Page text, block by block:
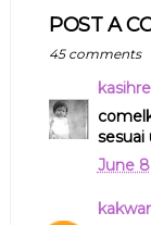
POST A
45 comments
sesuai
June